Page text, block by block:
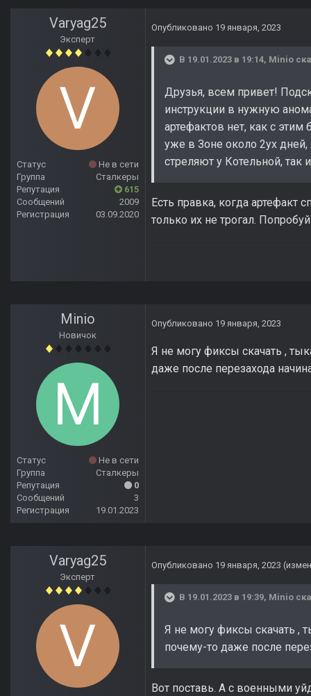
Varyag25
Эксперт
Статус
Не в сети
Группа
Сталкеры
Репутация
615
Сообщений
2009
Регистрация
03.09.2020
Опубликовано 19 января, 2023
В 19.01.2023 в 19:14, Minio
Друзья, всем привет!
инструкции в нужную
артефактов нет, как с
уже в Зоне около 2ух
стреляют у Котельной, так
Есть правка, когда
только их не трогал.
Minio
Новичок
Статус
Не в сети
Группа
Сталкеры
Репутация
0
Сообщений
3
Регистрация
19.01.2023
Опубликовано 19 января, 2023
Я не могу фиксы скачать ,
даже после перезахода
Varyag25
Эксперт
Опубликовано 19 января, 2023
В 19.01.2023 в 19:39, Minio
Я не могу фиксы скачать ,
почему-то даже после
Вот поставь. А с военными